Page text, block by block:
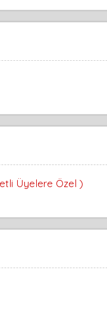
Üyelere Özel )